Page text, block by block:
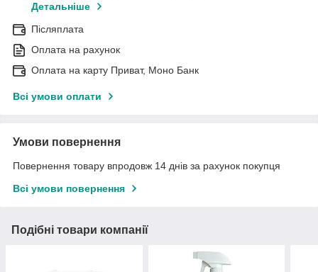
Детальніше
Післяплата
Оплата на рахунок
Оплата на карту Приват, Моно Банк
Всі умови оплати
Умови повернення
Повернення товару впродовж 14 днів за рахунок покупця
Всі умови повернення
Подібні товари компанії